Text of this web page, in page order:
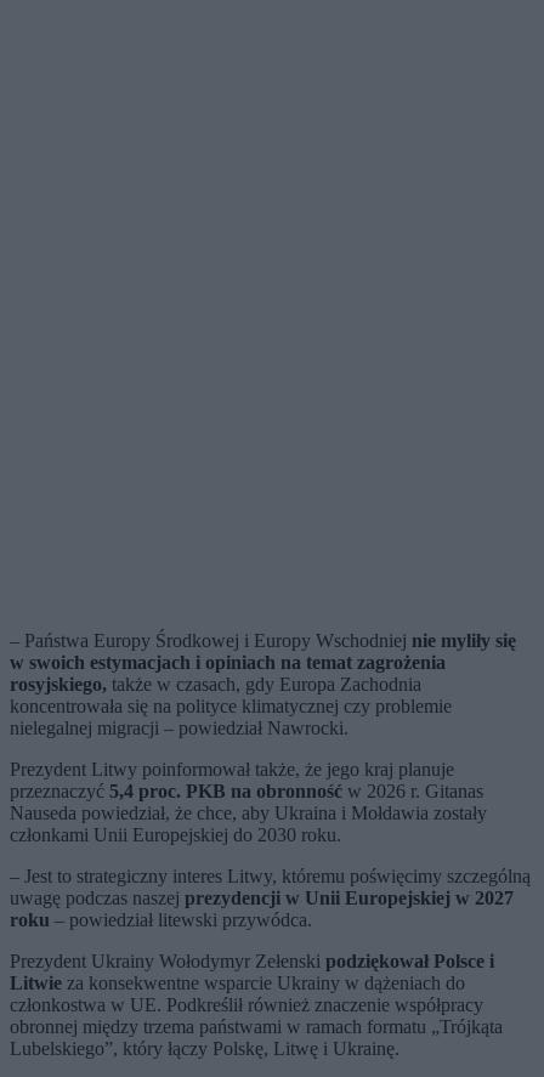
– Państwa Europy Środkowej i Europy Wschodniej nie myliły się
w swoich estymacjach i opiniach na temat zagrożenia
rosyjskiego, także w czasach, gdy Europa Zachodnia
koncentrowała się na polityce klimatycznej czy problemie
nielegalnej migracji – powiedział Nawrocki.
Prezydent Litwy poinformował także, że jego kraj planuje
przeznaczyć 5,4 proc. PKB na obronność w 2026 r. Gitanas
Nauseda powiedział, że chce, aby Ukraina i Mołdawia zostały
członkami Unii Europejskiej do 2030 roku.
– Jest to strategiczny interes Litwy, któremu poświęcimy szczególną
uwagę podczas naszej prezydencji w Unii Europejskiej w 2027
roku – powiedział litewski przywódca.
Prezydent Ukrainy Wołodymyr Zełenski podziękował Polsce i
Litwie za konsekwentne wsparcie Ukrainy w dążeniach do
członkostwa w UE. Podkreślił również znaczenie współpracy
obronnej między trzema państwami w ramach formatu „Trójkąta
Lubelskiego”, który łączy Polskę, Litwę i Ukrainę.